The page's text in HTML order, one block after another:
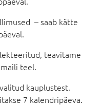
– saab kätte
teavitame
teel.
kauplustest.
7 kalendripäeva.